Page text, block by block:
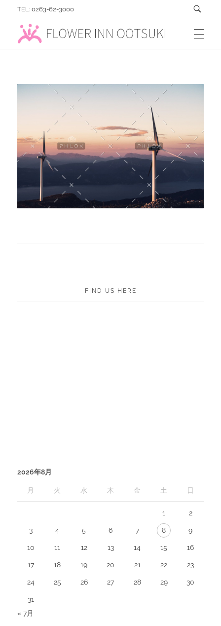
TEL: 0263-62-3000
FIND US HERE
2026年8月
月 火 水 木 金 土 日
1 2
3 4 5 6 7 8 9
10 11 12 13 14 15 16
17 18 19 20 21 22 23
24 25 26 27 28 29 30
31
« 7月